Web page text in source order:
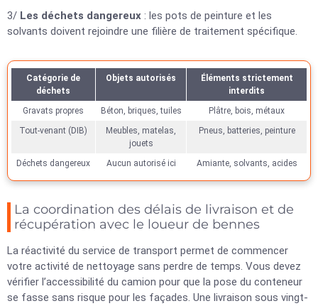
3/ Les déchets dangereux : les pots de peinture et les
solvants doivent rejoindre une filière de traitement spécifique.
Catégorie de
déchets
Objets autorisés
Éléments strictement
interdits
Gravats propres
Béton, briques, tuiles
Plâtre, bois, métaux
Tout-venant (DIB)
Meubles, matelas,
jouets
Pneus, batteries, peinture
Déchets dangereux Aucun autorisé ici Amiante, solvants, acides
La coordination des délais de livraison et de
récupération avec le loueur de bennes
La réactivité du service de transport permet de commencer
votre activité de nettoyage sans perdre de temps. Vous devez
vérifier l’accessibilité du camion pour que la pose du conteneur
se fasse sans risque pour les façades. Une livraison sous vingt-